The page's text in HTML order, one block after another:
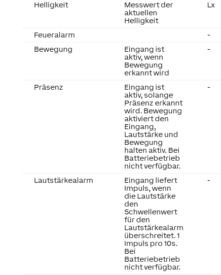
Helligkeit
Messwert der
aktuellen
Helligkeit
Lx
Feueralarm
-
Bewegung
Eingang ist
aktiv, wenn
Bewegung
erkannt wird
-
Präsenz
Eingang ist
aktiv, solange
Präsenz erkannt
wird. Bewegung
aktiviert den
Eingang,
Lautstärke und
Bewegung
halten aktiv. Bei
Batteriebetrieb
nicht verfügbar.
-
Lautstärkealarm
Eingang liefert
Impuls, wenn
die Lautstärke
den
Schwellenwert
für den
Lautstärkealarm
überschreitet. 1
Impuls pro 10s.
Bei
Batteriebetrieb
nicht verfügbar.
-